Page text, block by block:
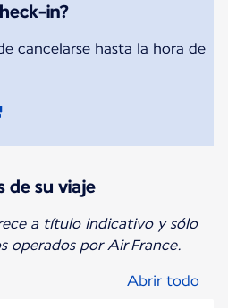
in?
cancelarse hasta la hora de
de su viaje
a título indicativo y sólo
operados por Air France.
Abrir todo